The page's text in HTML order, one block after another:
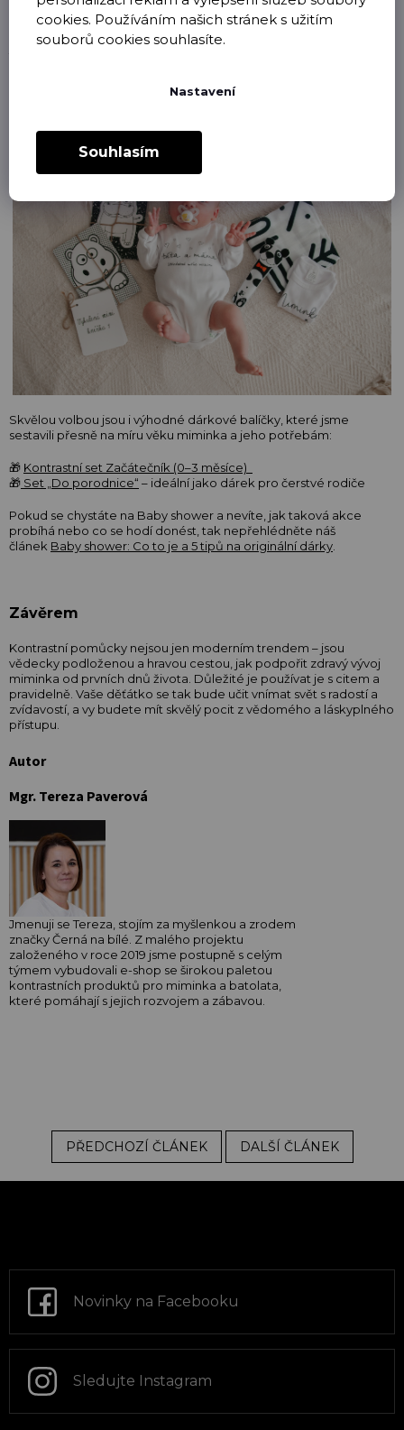
cookies. Používáním našich stránek s užitím
souborů cookies souhlasíte.
Nastavení
Souhlasím
Co si vybrat?
Pokud začínáte, doporučujeme pořídit si sadu, která pokrývá více
Skvělou volbou jsou i výhodné dárkové balíčky, které jsme
sestavili přesně na míru věku miminka a jeho potřebám:
🎁 Kontrastní set Začátečník (0–3 měsíce)
🎁 Set „Do porodnice“ – ideální jako dárek pro čerstvé rodiče
Pokud se chystáte na Baby shower a nevíte, jak taková akce
probíhá nebo co se hodí donést, tak nepřehlédněte náš
článek Baby shower: Co to je a 5 tipů na originální dárky.
Závěrem
Kontrastní pomůcky nejsou jen moderním trendem – jsou
vědecky podloženou a hravou cestou, jak podpořit zdravý vývoj
miminka od prvních dnů života. Důležité je používat je s citem a
pravidelně. Vaše děťátko se tak bude učit vnímat svět s radostí a
zvídavostí, a vy budete mít skvělý pocit z vědomého a láskyplného
přístupu.
Autor
Mgr. Tereza Paverová
Jmenuji se Tereza, stojím za myšlenkou a zrodem
značky Černá na bílé. Z malého projektu
založeného v roce 2019 jsme postupně s celým
týmem vybudovali e-shop se širokou paletou
kontrastních produktů pro miminka a batolata,
které pomáhají s jejich rozvojem a zábavou.
PŘEDCHOZÍ ČLÁNEK DALŠÍ ČLÁNEK
a
Novinky na Facebooku
Sledujte Instagram